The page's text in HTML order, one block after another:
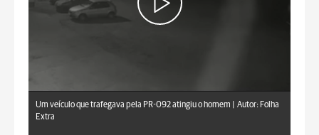
Um veículo que trafegava pela PR-092 atingiu o homem |
Autor: Folha
Extra